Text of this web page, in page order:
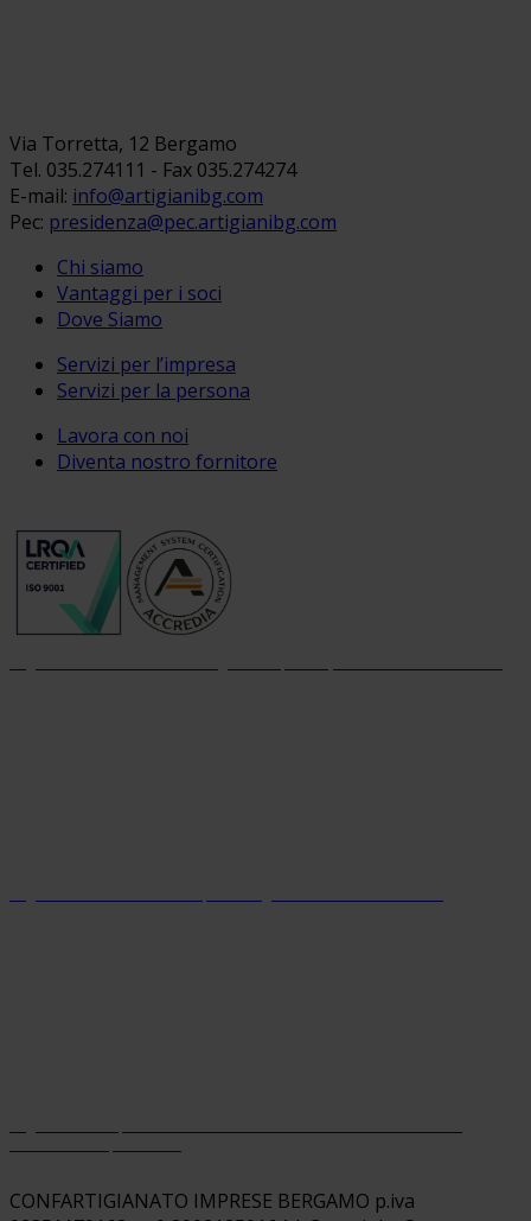
Via Torretta, 12 Bergamo
Tel. 035.274111 - Fax 035.274274
E-mail: info@artigianibg.com
Pec: presidenza@pec.artigianibg.com
Chi siamo
Vantaggi per i soci
Dove Siamo
Servizi per l’impresa
Servizi per la persona
Lavora con noi
Diventa nostro fornitore
CONFARTIGIANATO IMPRESE BERGAMO p.iva